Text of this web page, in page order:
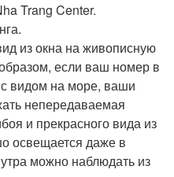
Trang Center.
из окна на живописную
если ваш номер в
видом на море, ваши
непередаваемая
и прекрасного вида из
освещается даже в
можно наблюдать из